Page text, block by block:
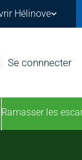
Hélinove
Se connnecter
Ramasser les